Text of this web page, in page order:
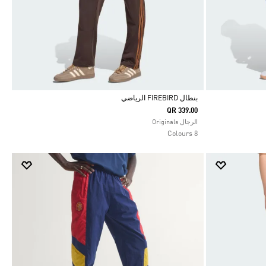
Selected
بنطال FIREBIRD الرياضي
QR 339.00
الرجال Originals
8 Colours